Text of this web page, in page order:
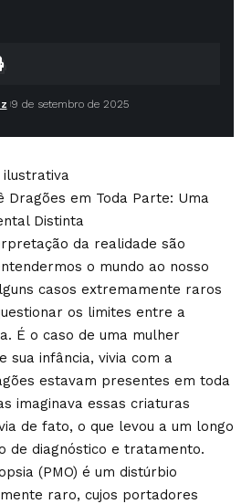
9 de setembro de 2025
Dragões em Toda Parte: Uma
Distinta
da realidade são
o mundo ao nosso
casos extremamente raros
os limites entre a
É o caso de uma mulher
sua infância, vivia com a
estavam presentes em toda
imaginava essas criaturas
de fato, o que levou a um longo
de diagnóstico e tratamento.
(PMO) é um distúrbio
raro, cujos portadores